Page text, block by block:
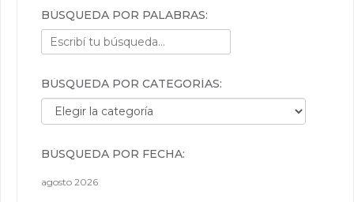
BÚSQUEDA POR PALABRAS:
BÚSQUEDA POR CATEGORÍAS:
Búsqueda por categorías:
BÚSQUEDA POR FECHA:
agosto 2026